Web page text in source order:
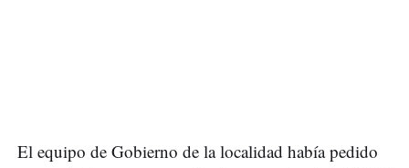
El equipo de Gobierno de la localidad había pedido